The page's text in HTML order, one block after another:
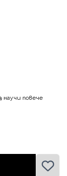
·научи повече